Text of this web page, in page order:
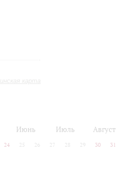
карта
Июнь Июль Август
24 25 26 27 28 29 30 31